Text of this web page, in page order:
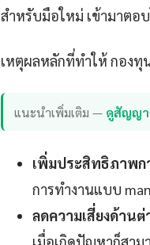
สำหรับมือใหม่ เข้ามาตอ
เหตุผลหลักที่ทำให้ กองทุ
แนะนำเพิ่มเติม — ดูสัญญา
เพิ่มประสิทธิภาพก
การทำงานแบบ
ลดความเสี่ยงด้านต่